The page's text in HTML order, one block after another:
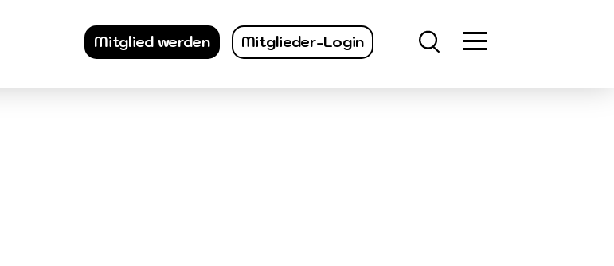
Mitglied werden Mitglieder-Login